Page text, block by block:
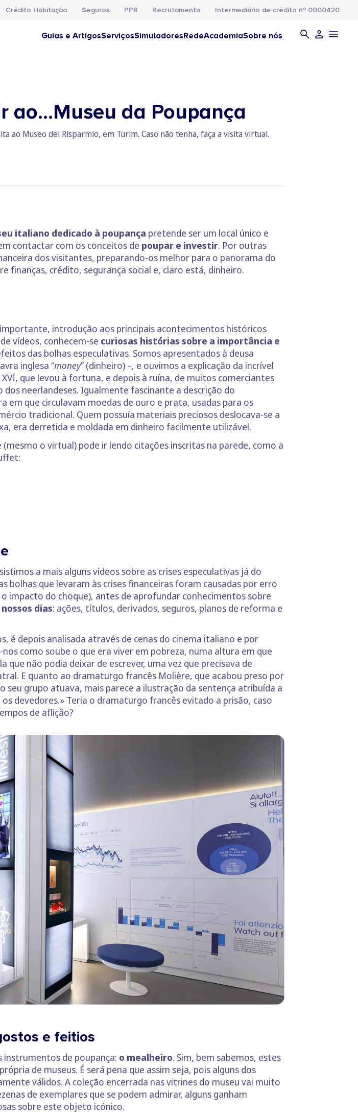
Crédito Habitação Seguros PPR Recrutamento Intermediário de crédito nº 0000420
Guias e ArtigosServiçosSimuladoresRedeAcademiaSobre nós
ao…Museu da Poupança
Museo del Risparmio, em Turim. Caso não tenha, faça a visita virtual.
italiano dedicado à poupança pretende ser um local único e
contactar com os conceitos de poupar e investir. Por outras
dos visitantes, preparando-os melhor para o panorama do
finanças, crédito, segurança social e, claro está, dinheiro.
introdução aos principais acontecimentos históricos
vídeos, conhecem-se curiosas histórias sobre a importância e
das bolhas especulativas. Somos apresentados à deusa
inglesa “money” (dinheiro) –, e ouvimos a explicação da incrível
que levou à fortuna, e depois à ruína, de muitos comerciantes
neerlandeses. Igualmente fascinante a descrição do
em que circulavam moedas de ouro e prata, usadas para os
tradicional. Quem possuía materiais preciosos deslocava-se a
era derretida e moldada em dinheiro facilmente utilizável.
o virtual) pode ir lendo citações inscritas na parede, como a
a mais alguns vídeos sobre as crises especulativas já do
bolhas que levaram às crises financeiras foram causadas por erro
impacto do choque), antes de aprofundar conhecimentos sobre
dias: ações, títulos, derivados, seguros, planos de reforma e
é depois analisada através de cenas do cinema italiano e por
como soube o que era viver em pobreza, numa altura em que
que não podia deixar de escrever, uma vez que precisava de
E quanto ao dramaturgo francês Molière, que acabou preso por
seu grupo atuava, mais parece a ilustração da sentença atribuída a
devedores.» Teria o dramaturgo francês evitado a prisão, caso
de aflição?
e feitios
instrumentos de poupança: o mealheiro. Sim, bem sabemos, estes
de museus. É será pena que assim seja, pois alguns dos
válidos. A coleção encerrada nas vitrines do museu vai muito
de exemplares que se podem admirar, alguns ganham
sobre este objeto icónico.